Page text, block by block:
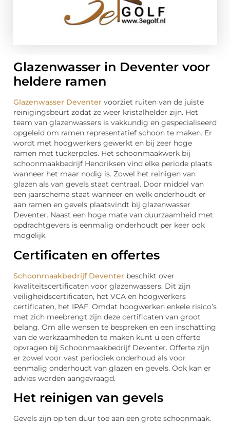
Glazenwasser in Deventer voor
heldere ramen
Glazenwasser Deventer voorziet ruiten van de juiste
reinigingsbeurt zodat ze weer kristalhelder zijn. Het
team van glazenwassers is vakkundig en gespecialiseerd
opgeleid om ramen representatief schoon te maken. Er
wordt met hoogwerkers gewerkt en bij zeer hoge
ramen met tuckerpoles. Het schoonmaakwerk bij
schoonmaakbedrijf Hendriksen vind elke periode plaats
wanneer het maar nodig is. Zowel het reinigen van
glazen als van gevels staat centraal. Door middel van
een jaarschema staat wanneer en welk onderhoudt er
aan ramen en gevels plaatsvindt bij glazenwasser
Deventer. Naast een hoge mate van duurzaamheid met
opdrachtgevers is eenmalig onderhoudt per keer ook
mogelijk.
Certificaten en offertes
Schoonmaakbedrijf Deventer beschikt over
kwaliteitscertificaten voor glazenwassers. Dit zijn
veiligheidscertificaten, het VCA en hoogwerkers
certificaten, het IPAF. Omdat hoogwerken enkele risico’s
met zich meebrengt zijn deze certificaten van groot
belang. Om alle wensen te bespreken en een inschatting
van de werkzaamheden te maken kunt u een offerte
opvragen bij Schoonmaakbedrijf Deventer. Offerte zijn
er zowel voor vast periodiek onderhoud als voor
eenmalig onderhoudt van glazen en gevels. Ook kan er
advies worden aangevraagd.
Het reinigen van gevels
Gevels zijn op ten duur toe aan een grote schoonmaak.